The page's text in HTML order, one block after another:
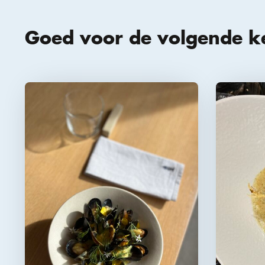
Goed voor de volgende